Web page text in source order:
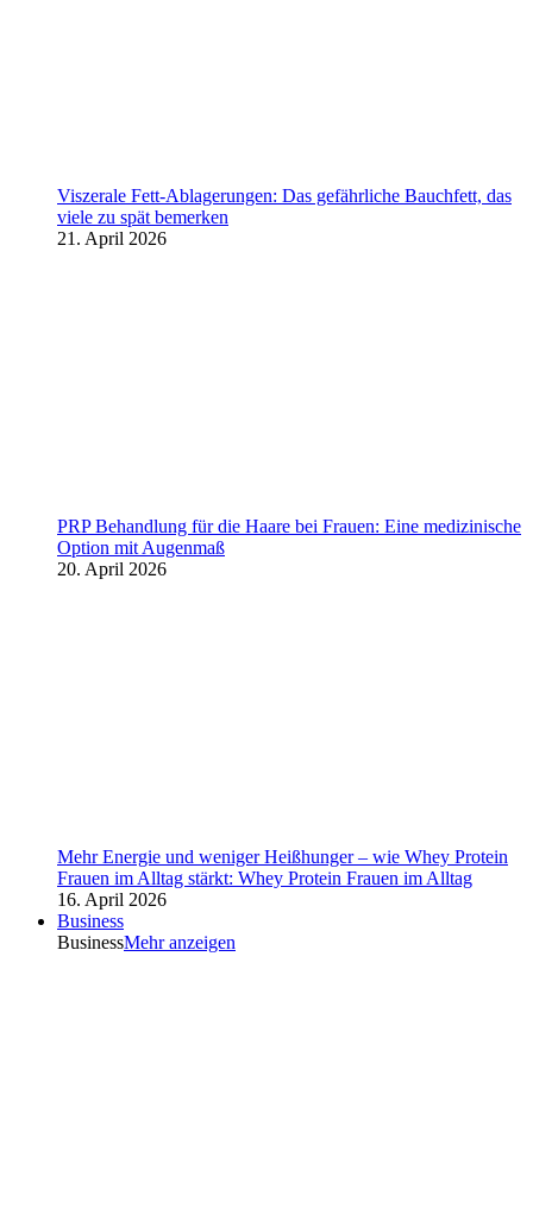
Viszerale Fett-Ablagerungen: Das gefährliche Bauchfett, das
viele zu spät bemerken
21. April 2026
PRP Behandlung für die Haare bei Frauen: Eine medizinische
Option mit Augenmaß
20. April 2026
Mehr Energie und weniger Heißhunger – wie Whey Protein
Frauen im Alltag stärkt: Whey Protein Frauen im Alltag
16. April 2026
Business
BusinessMehr anzeigen